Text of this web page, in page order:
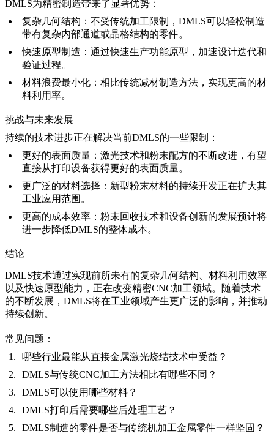
DMLS为精密制造带来了显著优势：
复杂几何结构 ：不受传统加工限制，DMLS可以轻松制造
带有复杂内部通道或晶格结构的零件。
快速原型制造 ：通过快速生产功能原型，加速设计迭代和
验证过程。
材料浪费最小化 ：相比传统减材制造方法，实现更高的材
料利用率。
挑战与未来发展
持续的技术进步正在解决当前DMLS的一些限制：
更好的表面质量 ：激光技术和粉末配方的不断改进，有望
直接从打印设备获得更好的表面质量。
更广泛的材料选择 ：新型粉末材料的持续开发正在扩大其
工业应用范围。
更高的成本效率 ：粉末回收技术和设备创新的发展预计将
进一步降低DMLS的整体成本。
结论
DMLS技术通过实现前所未有的复杂几何结构、材料利用效率
以及快速原型能力，正在改变精密CNC加工领域。随着技术
的不断发展，DMLS将在工业领域产生更广泛的影响，并推动
持续创新。
常见问题：
哪些行业最能从直接金属激光烧结技术中受益？
DMLS与传统CNC加工方法相比有哪些不同？
DMLS可以使用哪些材料？
DMLS打印后需要哪些后处理工艺？
DMLS制造的零件是否与传统机加工金属零件一样坚固？